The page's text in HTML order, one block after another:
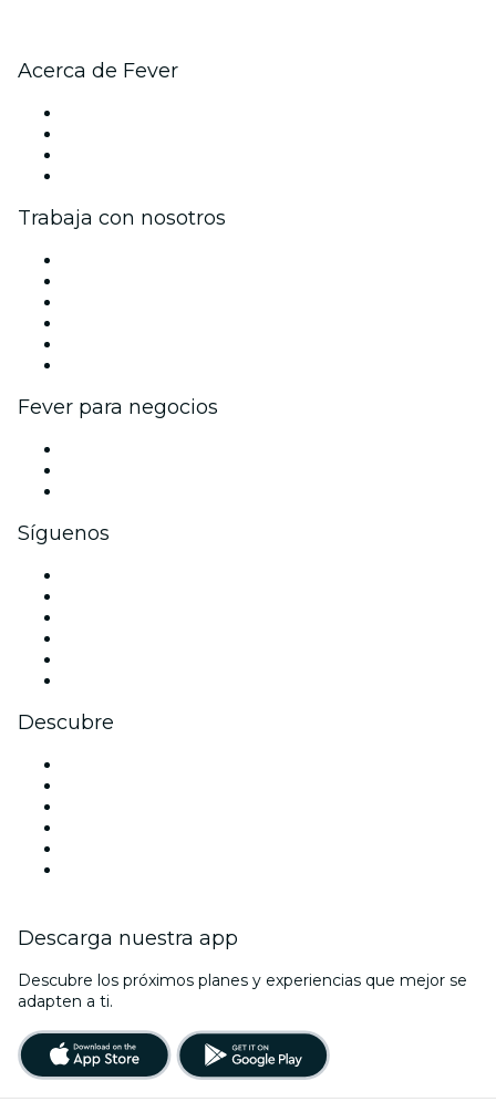
Acerca de Fever
Trabaja con nosotros
Fever para negocios
Síguenos
Descubre
Descarga nuestra app
Descubre los próximos planes y experiencias que mejor se
adapten a ti.